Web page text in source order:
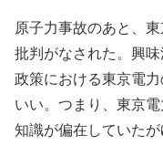
原子力事故のあと、
批判がなされた。興
政策における東京電
いい。つまり、東京
知識が偏在していた